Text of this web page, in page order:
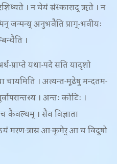
। न चेयं संस्काराद् ऋते । न
जन्मन्य् अनुभवैति प्राग्-भवीयः
।
प्राप्ते यथा-पदे सति यादृशो
चायमिति । अत्यन्त-मूढेषु मन्दतम-
। अन्तः कोटिः ।
च कैवल्यम् । सैव विज्ञाता
मरण-त्रास आ-कृमेर् आ च विदुषो